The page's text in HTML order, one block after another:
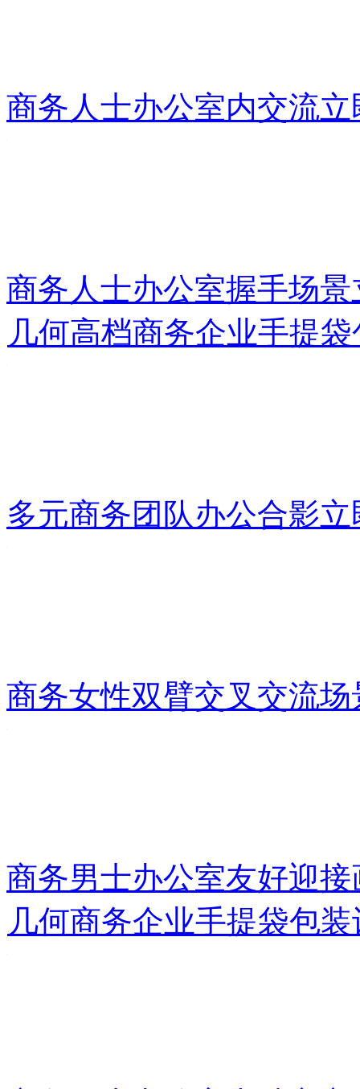
商务人士办公室内交流立
商务人士办公室握手场景
几何高档商务企业手提
多元商务团队办公合影立
商务女性双臂交叉交流场
商务男士办公室友好迎接
几何商务企业手提袋包